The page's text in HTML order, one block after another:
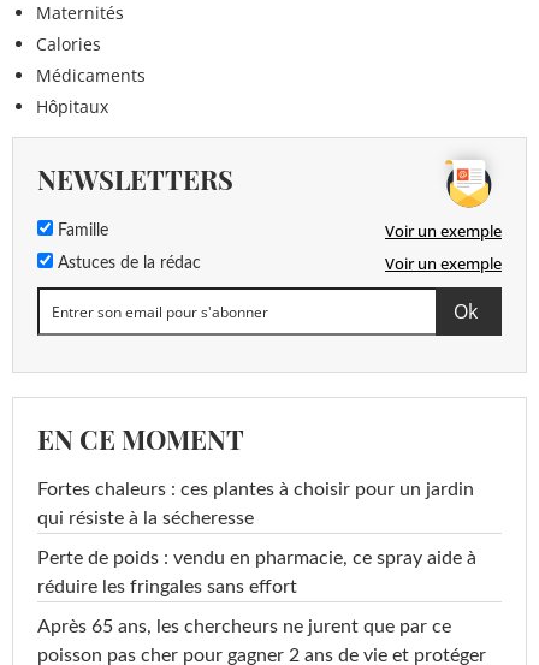
Maternités
Calories
Médicaments
Hôpitaux
NEWSLETTERS
Famille Voir un exemple
Astuces de la rédac Voir un exemple
EN CE MOMENT
Fortes chaleurs : ces plantes à choisir pour un jardin
qui résiste à la sécheresse
Perte de poids : vendu en pharmacie, ce spray aide à
réduire les fringales sans effort
Après 65 ans, les chercheurs ne jurent que par ce
poisson pas cher pour gagner 2 ans de vie et protéger